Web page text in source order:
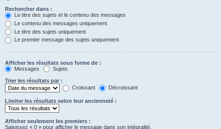
Rechercher dans :
Le titre des sujets et le contenu des messages
Le contenu des messages uniquement
Le titre des sujets uniquement
Le premier message des sujets uniquement
Afficher les résultats sous forme de :
Messages
Sujets
Trier les résultats par :
Croissant
Décroissant
Limiter les résultats selon leur ancienneté :
Afficher seulement les premiers :
Saisissez « 0 » pour afficher le message dans son intégralité.